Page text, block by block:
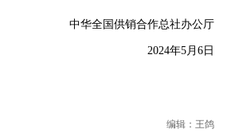
中华全国供销合作总社办公厅
2024年5月6日
编辑：王鸽